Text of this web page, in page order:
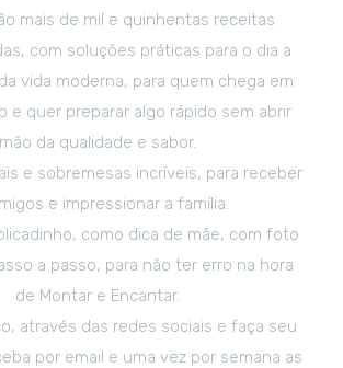
mais de mil e quinhentas receitas
com soluções práticas para o dia a
vida moderna, para quem chega em
e quer preparar algo rápido sem abrir
mão da qualidade e sabor.
e sobremesas incríveis, para receber
e impressionar a família.
como dica de mãe, com foto
a passo, para não ter erro na hora
de Montar e Encantar.
através das redes sociais e faça seu
por email e uma vez por semana as